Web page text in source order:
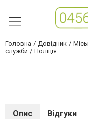
Головна Довідник
служби
Поліція
Опис Відгуки